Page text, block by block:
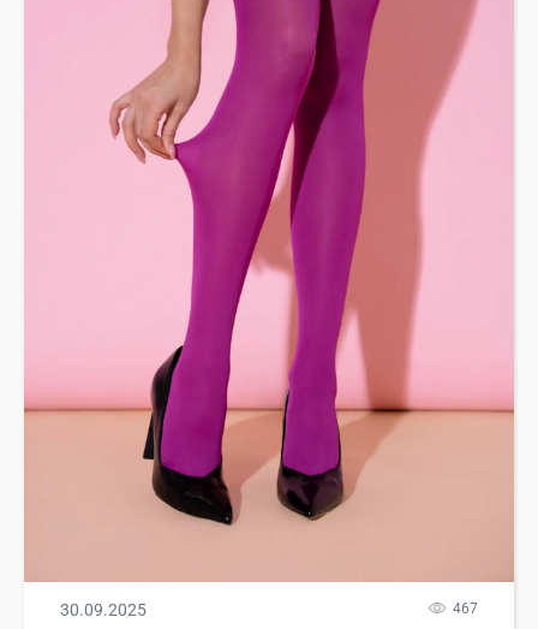
30.09.2025 467